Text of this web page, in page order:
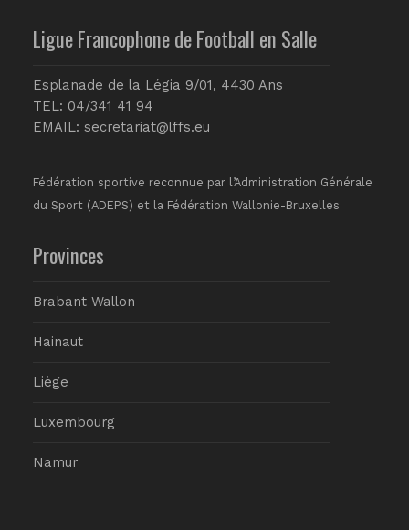
Ligue Francophone de Football en Salle
Esplanade de la Légia 9/01, 4430 Ans
TEL: 04/341 41 94
EMAIL: secretariat@lffs.eu
Fédération sportive reconnue par l’Administration Générale
du Sport (ADEPS) et la Fédération Wallonie-Bruxelles
Provinces
Brabant Wallon
Hainaut
Liège
Luxembourg
Namur